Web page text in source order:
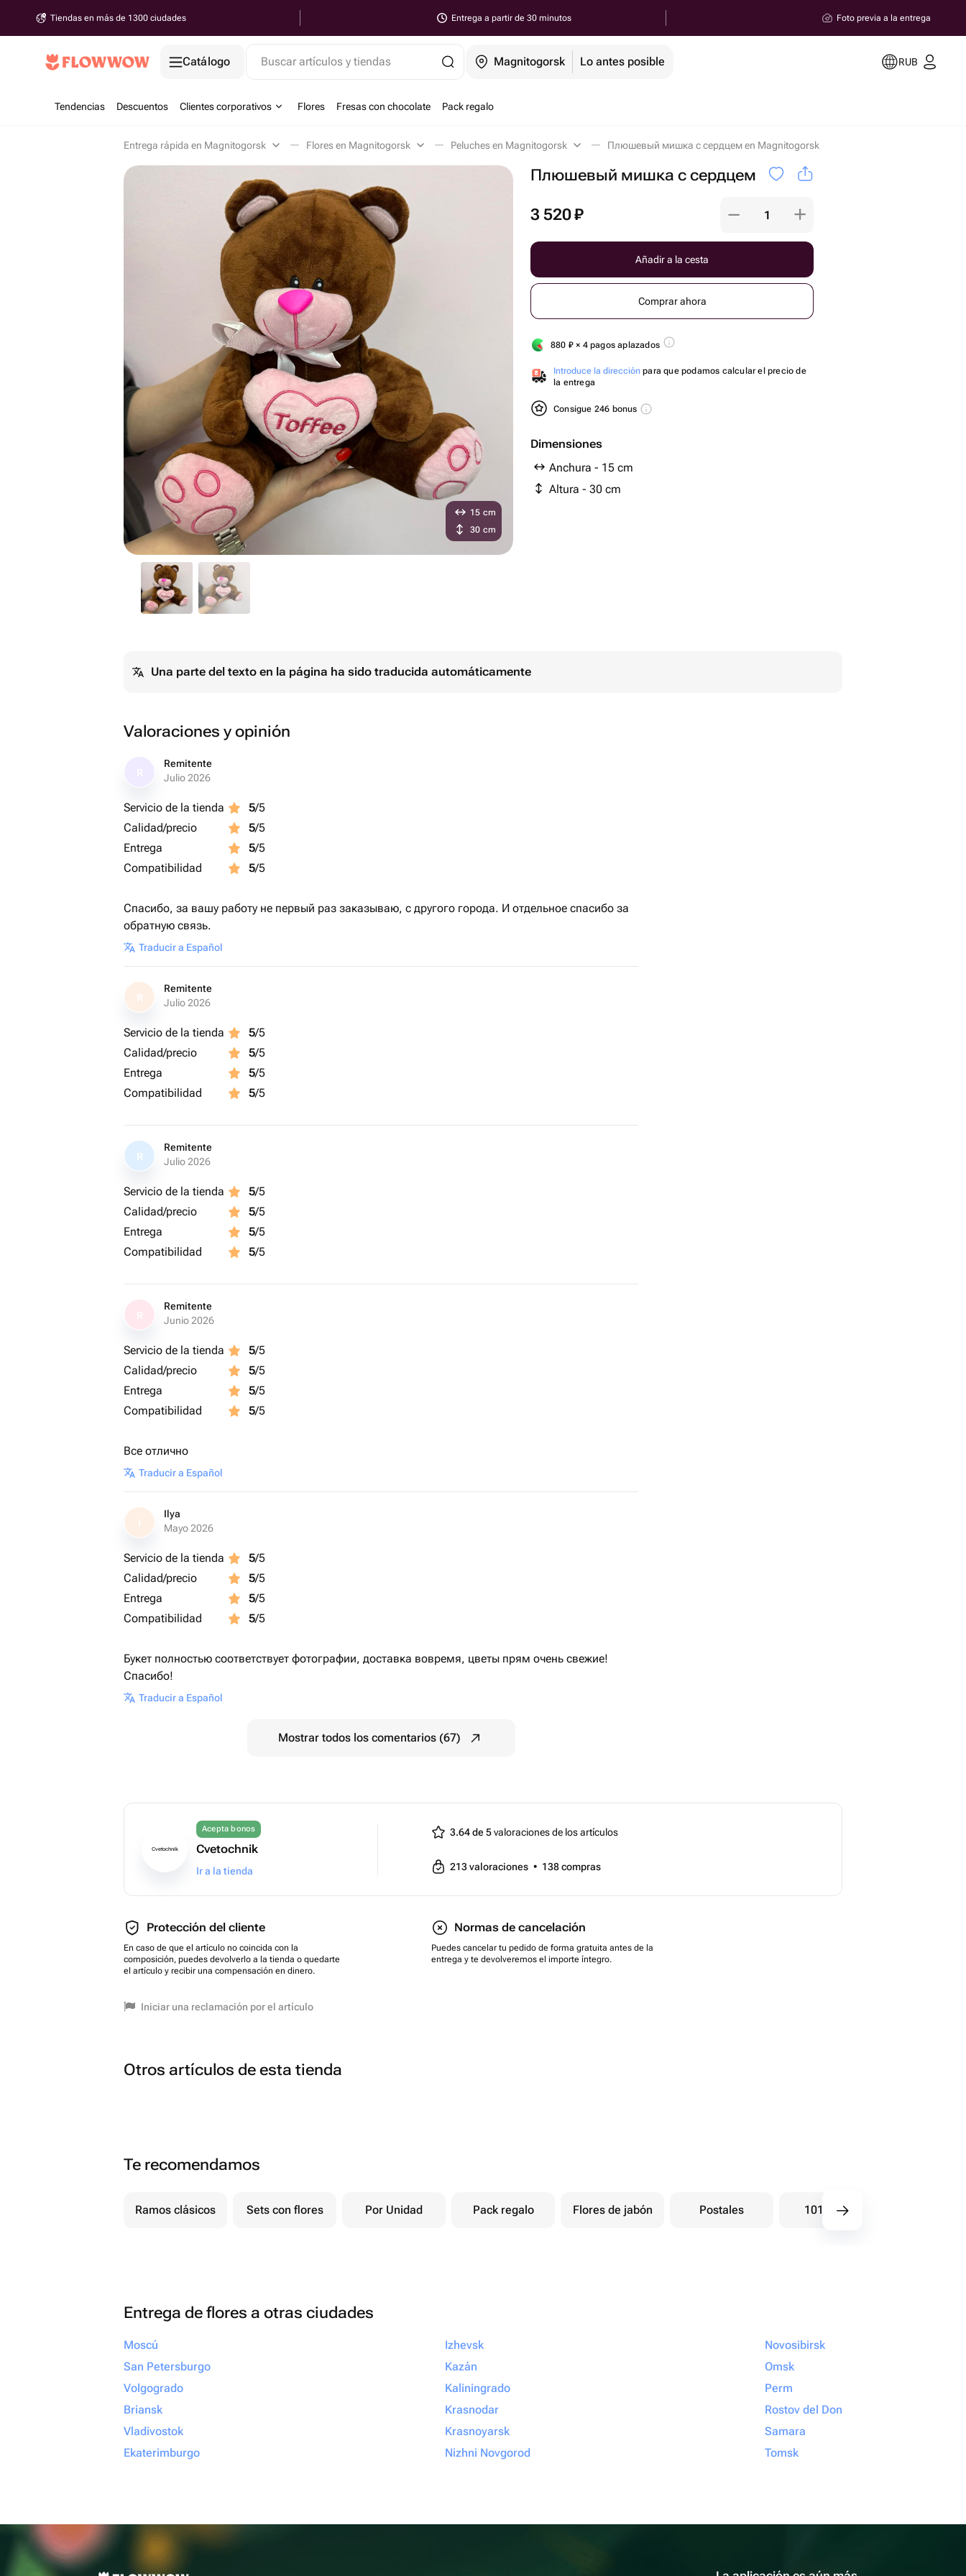
Tiendas en más de 1300 ciudades Entrega a partir de 30 minutos Foto previa a la entrega
Catálogo Buscar artículos y tiendas Magnitogorsk Lo antes posible RUB
Tendencias Descuentos Clientes corporativos Flores Fresas con chocolate Pack regalo
Entrega rápida en Magnitogorsk Flores en Magnitogorsk Peluches en Magnitogorsk Плюшевый мишка с сердцем en Magnitogorsk
Плюшевый мишка с сердцем
3 520₽
Añadir a la cesta
Comprar ahora
880 ₽ × 4 pagos aplazados
Introduce la dirección para que podamos calcular el precio de
la entrega
Consigue 246 bonus
Dimensiones
Anchura - 15 cm
Altura - 30 cm
15 cm
30 cm
Una parte del texto en la página ha sido traducida automáticamente
Valoraciones y opinión
Remitente
Julio 2026
Servicio de la tienda 5/5
Calidad/precio
5/5
Entrega
5/5
Compatibilidad
5/5
Спасибо, за вашу работу не первый раз заказываю, с другого города. И отдельное спасибо за
обратную связь.
Traducir a Español
R
Remitente
Julio 2026
Servicio de la tienda 5/5
Calidad/precio
5/5
Entrega
5/5
Compatibilidad
5/5
R
Remitente
Julio 2026
Servicio de la tienda 5/5
Calidad/precio
5/5
Entrega
5/5
Compatibilidad
5/5
Remitente
Junio 2026
Servicio de la tienda 5/5
Calidad/precio
5/5
Entrega
5/5
Compatibilidad
5/5
Все отлично
Traducir a Español
I
Ilya
Mayo 2026
Servicio de la tienda 5/5
Calidad/precio
5/5
Entrega
5/5
Compatibilidad
5/5
Букет полностью соответствует фотографии, доставка вовремя, цветы прям очень свежие!
Спасибо!
Traducir a Español
Mostrar todos los comentarios (67)
Cvetochnik
Acepta bonos
Cvetochnik
Ir a la tienda
3.64 de 5valoraciones de los artículos
213valoraciones • 138compras
Protección del cliente
En caso de que el artículo no coincida con la
composición, puedes devolverlo a la tienda o quedarte
el artículo y recibir una compensación en dinero.
Normas de cancelación
Puedes cancelar tu pedido de forma gratuita antes de la
entrega y te devolveremos el importe íntegro.
Iniciar una reclamación por el artículo
Otros artículos de esta tienda
Te recomendamos
Ramos clásicos Sets con flores Por Unidad Pack regalo Flores de jabón Postales 101 Rosas
Entrega de flores a otras ciudades
Moscú
San Petersburgo
Volgogrado
Briansk
Vladivostok
Ekaterimburgo
Izhevsk
Kazán
Kaliningrado
Krasnodar
Krasnoyarsk
Nizhni Novgorod
Novosibirsk
Omsk
Perm
Rostov del Don
Samara
Tomsk